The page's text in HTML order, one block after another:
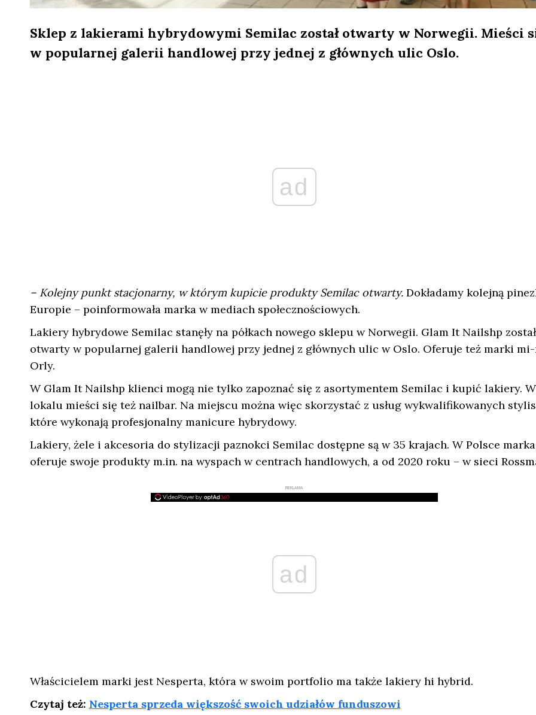
Sklep z lakierami hybrydowymi Semilac został otwarty w Norwegii. Mieści
w popularnej galerii handlowej przy jednej z głównych ulic Oslo.
ad
– Kolejny punkt stacjonarny, w którym kupicie produkty Semilac otwarty. Dokładamy kolejną
Europie – poinformowała marka w mediach społecznościowych.
Lakiery hybrydowe Semilac stanęły na półkach nowego sklepu w Norwegii. Glam It Nailshp został
otwarty w popularnej galerii handlowej przy jednej z głównych ulic w Oslo. Oferuje też marki
Orly.
W Glam It Nailshp klienci mogą nie tylko zapoznać się z asortymentem Semilac i kupić lakiery. W
lokalu mieści się też nailbar. Na miejscu można więc skorzystać z usług wykwalifikowanych
które wykonają profesjonalny manicure hybrydowy.
Lakiery, żele i akcesoria do stylizacji paznokci Semilac dostępne są w 35 krajach. W Polsce marka
oferuje swoje produkty m.in. na wyspach w centrach handlowych, a od 2020 roku – w sieci
REKLAMA
ad
Właścicielem marki jest Nesperta, która w swoim portfolio ma także lakiery hi hybrid.
Czytaj też: Nesperta sprzeda większość swoich udziałów funduszowi